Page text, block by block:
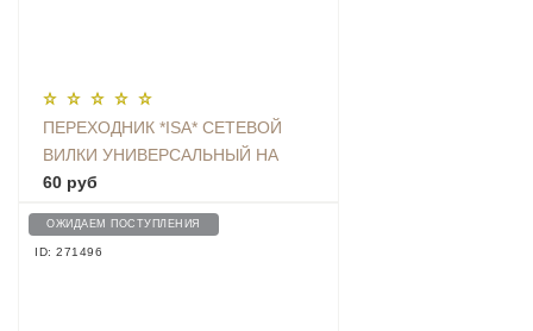
ПЕРЕХОДНИК *ISA* СЕТЕВОЙ
ВИЛКИ УНИВЕРСАЛЬНЫЙ НА
ЕВРО С ЗАЗЕМЛЕНИЕМ KT-168
60 руб
ОЖИДАЕМ ПОСТУПЛЕНИЯ
ID: 271496